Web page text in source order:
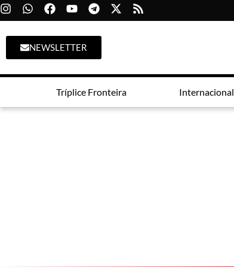
NEWSLETTER
Tríplice Fronteira Internacional